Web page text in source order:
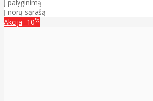
Į palyginimą
Į norų sąrašą
Akcija -10%